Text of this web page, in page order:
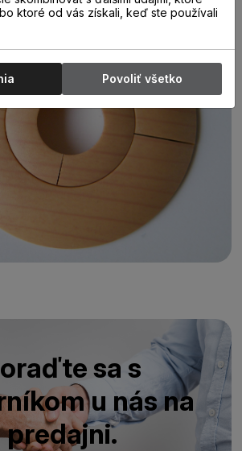
sa s
u nás na
predajni.
ktoré od vás získali, keď ste používali
Povoliť všetko